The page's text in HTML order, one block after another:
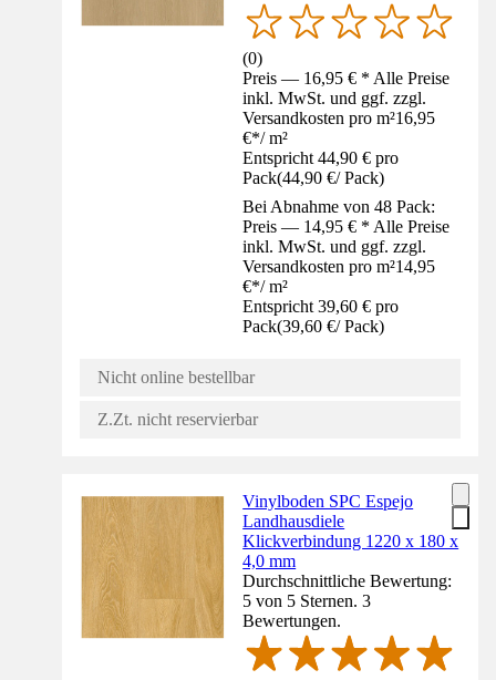
(0)
Preis — 16,95 € * Alle Preise
inkl. MwSt. und ggf. zzgl.
Versandkosten pro m²16,95
€*/ m²
Entspricht 44,90 € pro
Pack(44,90 €/ Pack)
Bei Abnahme von 48 Pack:
Preis — 14,95 € * Alle Preise
inkl. MwSt. und ggf. zzgl.
Versandkosten pro m²14,95
€*/ m²
Entspricht 39,60 € pro
Pack(39,60 €/ Pack)
Nicht online bestellbar
Z.Zt. nicht reservierbar
Vinylboden SPC Espejo
Landhausdiele
Klickverbindung 1220 x 180 x
4,0 mm
Durchschnittliche Bewertung:
5 von 5 Sternen. 3
Bewertungen.